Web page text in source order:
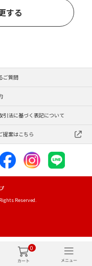
0
する
ご質問
引法に基づく表記について
提案はこちら
Reserved.